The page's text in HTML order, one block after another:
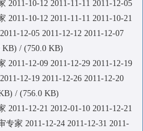
2011-10-12 2011-11-11 2011-12-05
2011-10-12 2011-11-11 2011-10-21
12-05 2011-12-12 2011-12-07
KB) / (750.0 KB)
2011-12-09 2011-12-29 2011-12-19
12-19 2011-12-26 2011-12-20
/ (756.0 KB)
2011-12-21 2012-01-10 2011-12-21
专家 2011-12-24 2011-12-31 2011-